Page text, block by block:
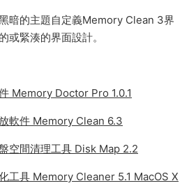
暗的主題自定義Memory Clean 3界
或緊湊的界面設計。
Memory Doctor Pro 1.0.1
軟件 Memory Clean 6.3
空間清理工具 Disk Map 2.2
工具 Memory Cleaner 5.1 MacOS X